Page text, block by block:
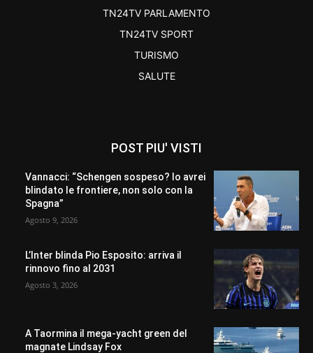
TN24TV PARLAMENTO
TN24TV SPORT
TURISMO
SALUTE
POST PIU' VISTI
Vannacci: “Schengen sospeso? Io avrei
blindato le frontiere, non solo con la
Spagna”
Agosto 9, 2026
L’Inter blinda Pio Esposito: arriva il
rinnovo fino al 2031
Agosto 3, 2026
A Taormina il mega-yacht green del
magnate Lindsay Fox